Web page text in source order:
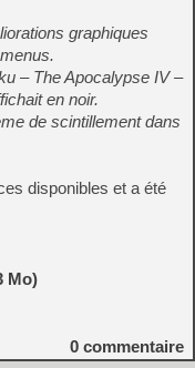
graphiques
– The Apocalypse IV –
en noir.
de scintillement dans
disponibles et a été
Mo)
0 commentaire